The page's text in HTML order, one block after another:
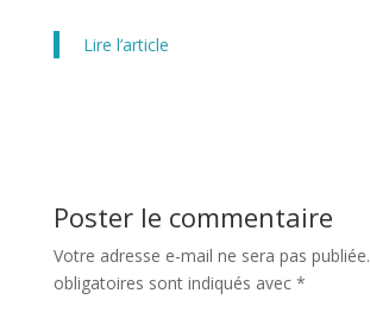
Lire l’article
Poster le commentaire
Votre adresse e-mail ne sera pas publiée.
obligatoires sont indiqués avec *